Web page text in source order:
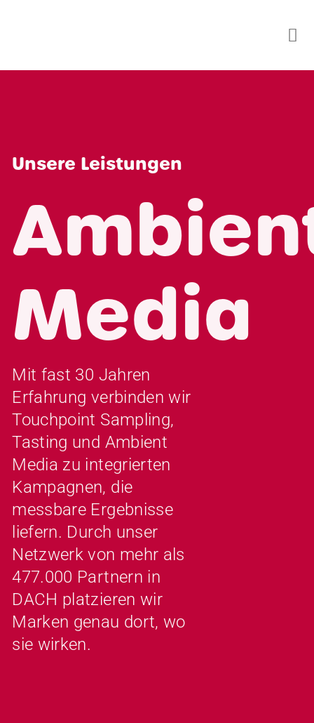
Unsere Leistungen
Media
Mit fast 30 Jahren
Erfahrung verbinden wir
Touchpoint Sampling,
Tasting und Ambient
Media zu integrierten
Kampagnen, die
messbare Ergebnisse
liefern. Durch unser
Netzwerk von mehr als
477.000 Partnern in
DACH platzieren wir
Marken genau dort, wo
sie wirken.